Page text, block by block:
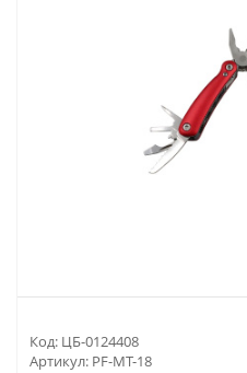
Код: ЦБ-0124408
Артикул: PF-MT-18